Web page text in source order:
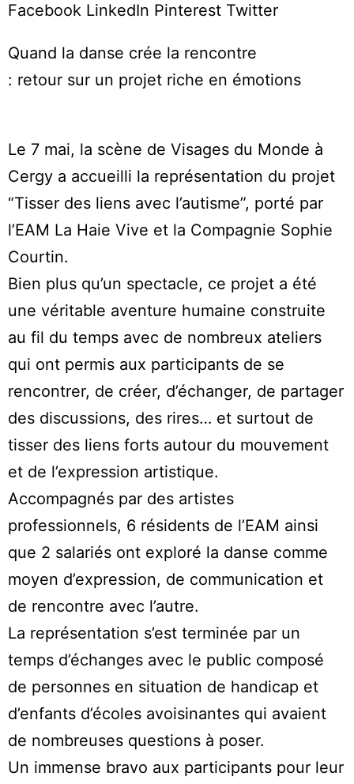
Facebook LinkedIn Pinterest Twitter
Quand la danse crée la rencontre
: retour sur un projet riche en émotions
Le 7 mai, la scène de Visages du Monde à
Cergy a accueilli la représentation du projet
“Tisser des liens avec l’autisme”, porté par
l’EAM La Haie Vive et la Compagnie Sophie
Courtin.
Bien plus qu’un spectacle, ce projet a été
une véritable aventure humaine construite
au fil du temps avec de nombreux ateliers
qui ont permis aux participants de se
rencontrer, de créer, d’échanger, de partager
des discussions, des rires… et surtout de
tisser des liens forts autour du mouvement
et de l’expression artistique.
Accompagnés par des artistes
professionnels, 6 résidents de l’EAM ainsi
que 2 salariés ont exploré la danse comme
moyen d’expression, de communication et
de rencontre avec l’autre.
La représentation s’est terminée par un
temps d’échanges avec le public composé
de personnes en situation de handicap et
d’enfants d’écoles avoisinantes qui avaient
de nombreuses questions à poser.
Un immense bravo aux participants pour leur